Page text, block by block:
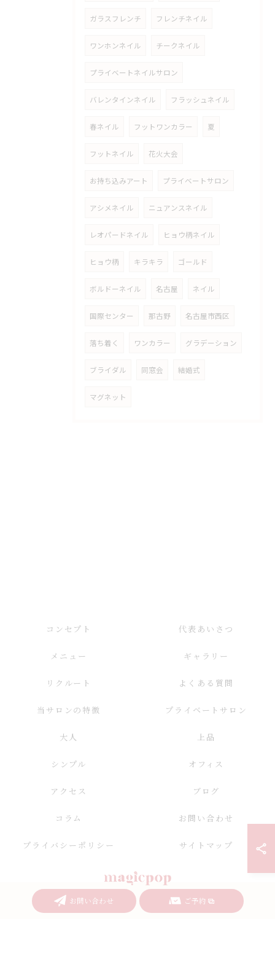
ガラスフレンチ フレンチネイル
ワンホンネイル チークネイル
プライベートネイルサロン
バレンタインネイル フラッシュネイル
春ネイル フットワンカラー 夏
フットネイル 花火大会
お持ち込みアート プライベートサロン
アシメネイル ニュアンスネイル
レオパードネイル ヒョウ柄ネイル
ヒョウ柄 キラキラ ゴールド
ボルドーネイル 名古屋 ネイル
国際センター 那古野 名古屋市西区
落ち着く ワンカラー グラデーション
ブライダル 同窓会 結婚式
マグネット
お問い合わせ ご予約
コンセプト 代表あいさつ
メニュー ギャラリー
リクルート よくある質問
当サロンの特徴 プライベートサロン
大人 上品
シンプル オフィス
アクセス ブログ
コラム お問い合わせ
プライバシーポリシー サイトマップ